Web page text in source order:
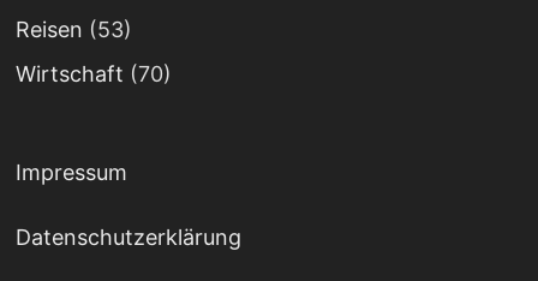
Reisen (53)
Wirtschaft (70)
Impressum
Datenschutzerklärung